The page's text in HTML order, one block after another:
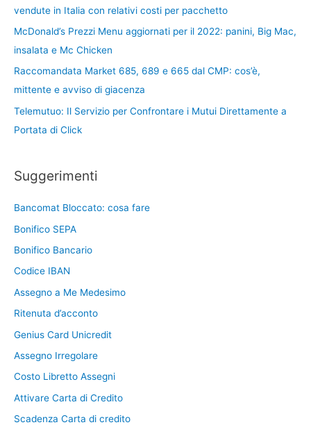
vendute in Italia con relativi costi per pacchetto
McDonald’s Prezzi Menu aggiornati per il 2022: panini, Big Mac,
insalata e Mc Chicken
Raccomandata Market 685, 689 e 665 dal CMP: cos’è,
mittente e avviso di giacenza
Telemutuo: Il Servizio per Confrontare i Mutui Direttamente a
Portata di Click
Suggerimenti
Bancomat Bloccato: cosa fare
Bonifico SEPA
Bonifico Bancario
Codice IBAN
Assegno a Me Medesimo
Ritenuta d’acconto
Genius Card Unicredit
Assegno Irregolare
Costo Libretto Assegni
Attivare Carta di Credito
Scadenza Carta di credito